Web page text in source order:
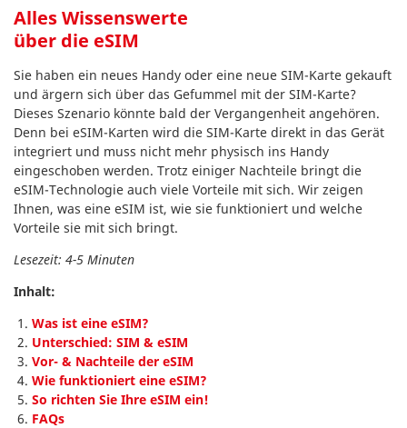
Alles Wissenswerte
über die eSIM
Sie haben ein neues Handy oder eine neue SIM-Karte gekauft
und ärgern sich über das Gefummel mit der SIM-Karte?
Dieses Szenario könnte bald der Vergangenheit angehören.
Denn bei eSIM-Karten wird die SIM-Karte direkt in das Gerät
integriert und muss nicht mehr physisch ins Handy
eingeschoben werden. Trotz einiger Nachteile bringt die
eSIM-Technologie auch viele Vorteile mit sich. Wir zeigen
Ihnen, was eine eSIM ist, wie sie funktioniert und welche
Vorteile sie mit sich bringt.
Lesezeit: 4-5 Minuten
Inhalt:
Was ist eine eSIM?
Unterschied: SIM & eSIM
Vor- & Nachteile der eSIM
Wie funktioniert eine eSIM?
So richten Sie Ihre eSIM ein!
FAQs